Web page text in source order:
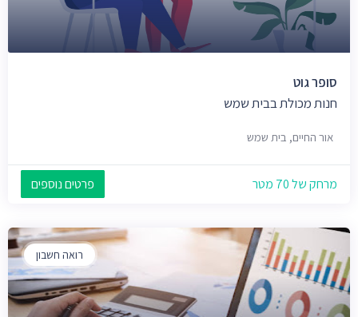
סופר גוט
חנות מכולת בבית שמש
אור החיים, בית שמש
מרחק של 70 מטר פרטים נוספים
רואה חשבון